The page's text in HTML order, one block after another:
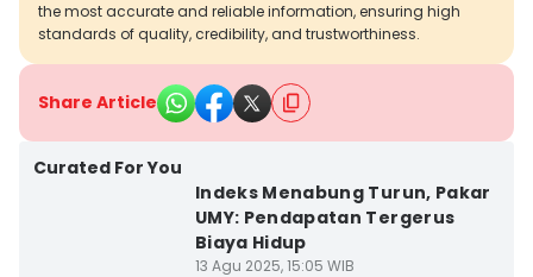
the most accurate and reliable information, ensuring high
standards of quality, credibility, and trustworthiness.
Share Article
Curated For You
Indeks Menabung Turun, Pakar
UMY: Pendapatan Tergerus
Biaya Hidup
13 Agu 2025, 15:05 WIB